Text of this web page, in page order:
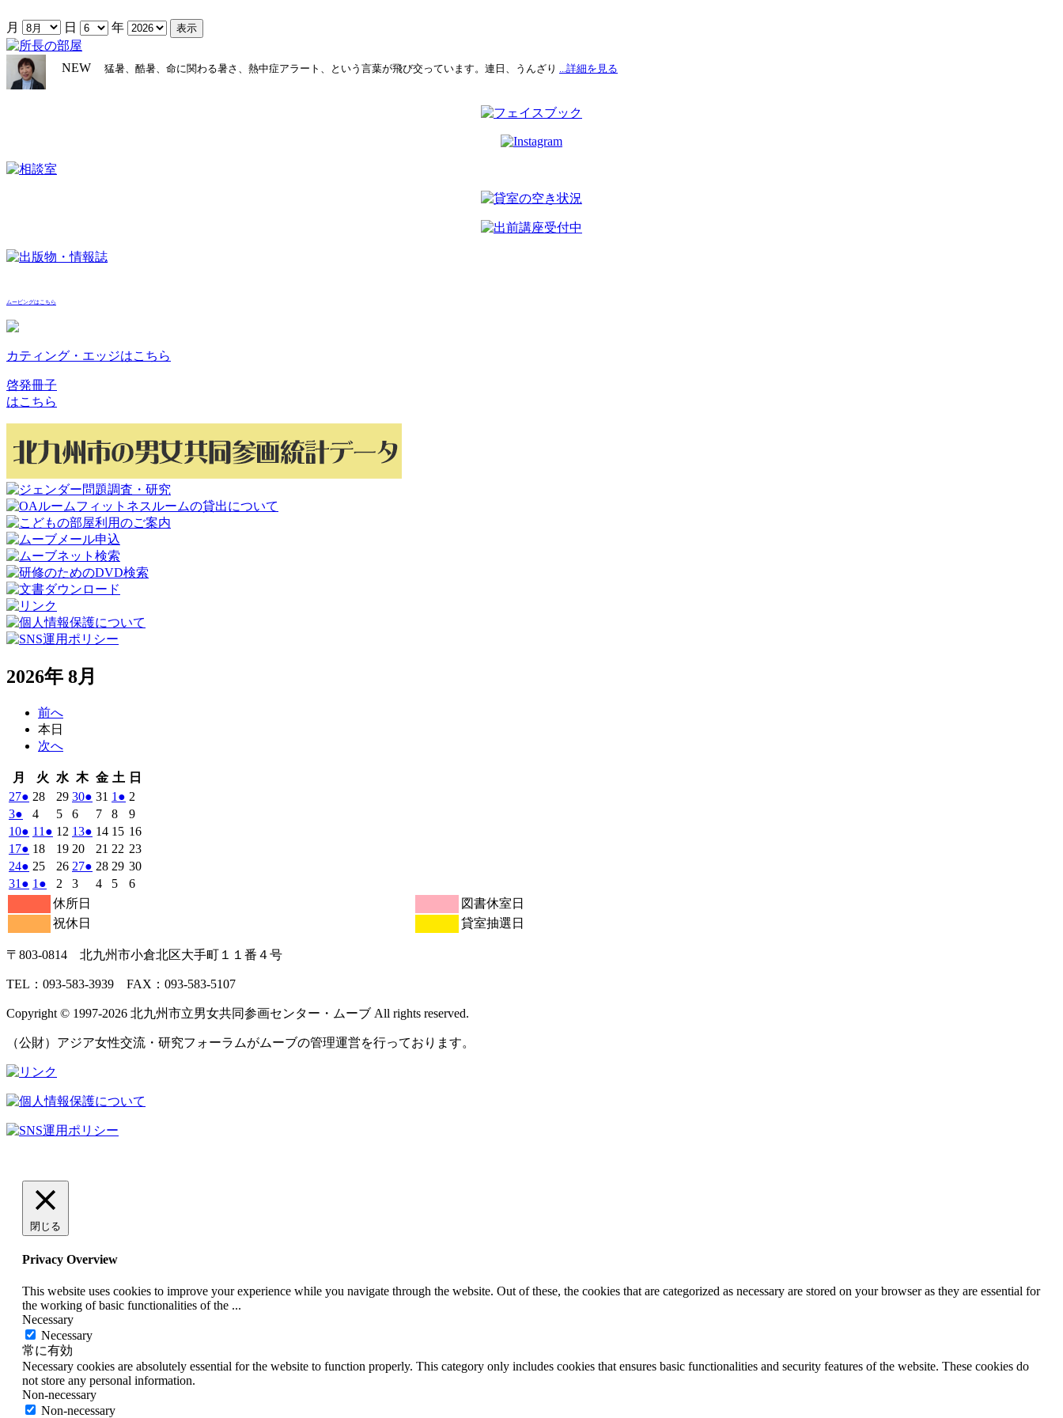
月 日 年
NEW 猛暑、酷暑、命に関わる暑さ、熱中症アラート、という言葉が飛び交っています。連日、うんざり ...詳細を見る
ムービングはこちら
カティング・エッジはこちら
啓発冊子
はこちら
2026年 8月
前へ
本日
次へ
月
曜
日
火 火
曜
日
水 水
曜
日
木木
曜
日
金金
曜
日
土 土
曜
日
日
272026
年
7
月
27
日
● (1
件
の
イ
ベ
ン
ト)
282026
7
月
日
292026
年
7
月
29
日
302026
7
月
30
日
● (1
件
の
イ
ベ
ン
31 2026
年
7
月
31
日
1 2026
年
8
月
1
日
● (1
件
の
イ
ベ
ン
2
年
8
月
2
日
32026
年
8
月
3
日
●
件
の
イ
ベ
ン
ト)
42026
年
8
月
4
日
52026
年
8
月
5
日
62026
年
8
月
6
日
72026
年
8
月
7
日
82026
年
8
月
8
日
92026
年
8
月
9
日
102026
年
8
月
10
● (1
件
の
イ
ベ
ン
11 2026
11
日
● (1
件
の
イ
ベ
ン
ト)
12 2026
年
8
月
12
日
132026
年
8
月
日
● (1
件
の
イ
142026
年
8
月
14
152026
年
8
月
15
162026
8
172026
年
8
月
● (1
件
の
イ
ベ
182026
月
18
日
192026
年
8
19
日
202026
年
20
日
21 2026
年
8
22 2026
年
232026
年
242026
年
8
月
● (1
件
の
イ
ベ
ト)
252026
年
8
月
25
262026
年
8
月
26
272026
8
月
27
● (1
件
ン
ト)
282026
年
292026
年
302026
31 2026
年
8
日
● (1
件
の
イ
ベ
ト)
1 2026
年
9
日
●
件
の
イ
ベ
ト)
2 2026
年
9
月
日
32026
年
9
月
日
42026
日
52026
日
62026
日
休所日
図書休室日
祝休日
貸室抽選日
〒803‐0814 北九州市小倉北区大手町１１番４号
TEL：093‐583‐3939 FAX：093‐583‐5107
Copyright © 1997‐2026 北九州市立男女共同参画センター・ムーブ All rights reserved.
（公財）アジア女性交流・研究フォーラムがムーブの管理運営を行っております。
閉じる
Privacy Overview
This website uses cookies to improve your experience while you navigate through the website. Out of these, the cookies that are categorized as necessary are stored on your browser as they are essential for
the working of basic functionalities of the ...
Necessary
Necessary
常に有効
Necessary cookies are absolutely essential for the website to function properly. This category only includes cookies that ensures basic functionalities and security features of the website. These cookies do
not store any personal information.
Non-necessary
Non-necessary